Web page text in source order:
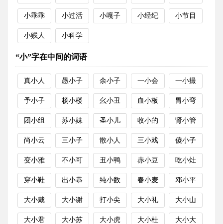
小乖乖 小过活 小嘎子 小经纪 小节目
小贱人 小科学
“小”字在中间的词语
真小人 愚小子 余小子 一小会 一小撮
予小子 杨小楼 幺小丑 血小板 胃小弯
团小组 苏小妹 圣小儿 收小的 肾小管
尚小云 三小子 散小人 三小戏 傻小子
变小雅 不小可 丑小鸭 赤小豆 吃小灶
穿小鞋 出小恭 纯小数 春小麦 邓小平
大小戴 大小谢 打小尖 大小礼 大小山
大小君 大小苏 大小虎 大小杜 大小大